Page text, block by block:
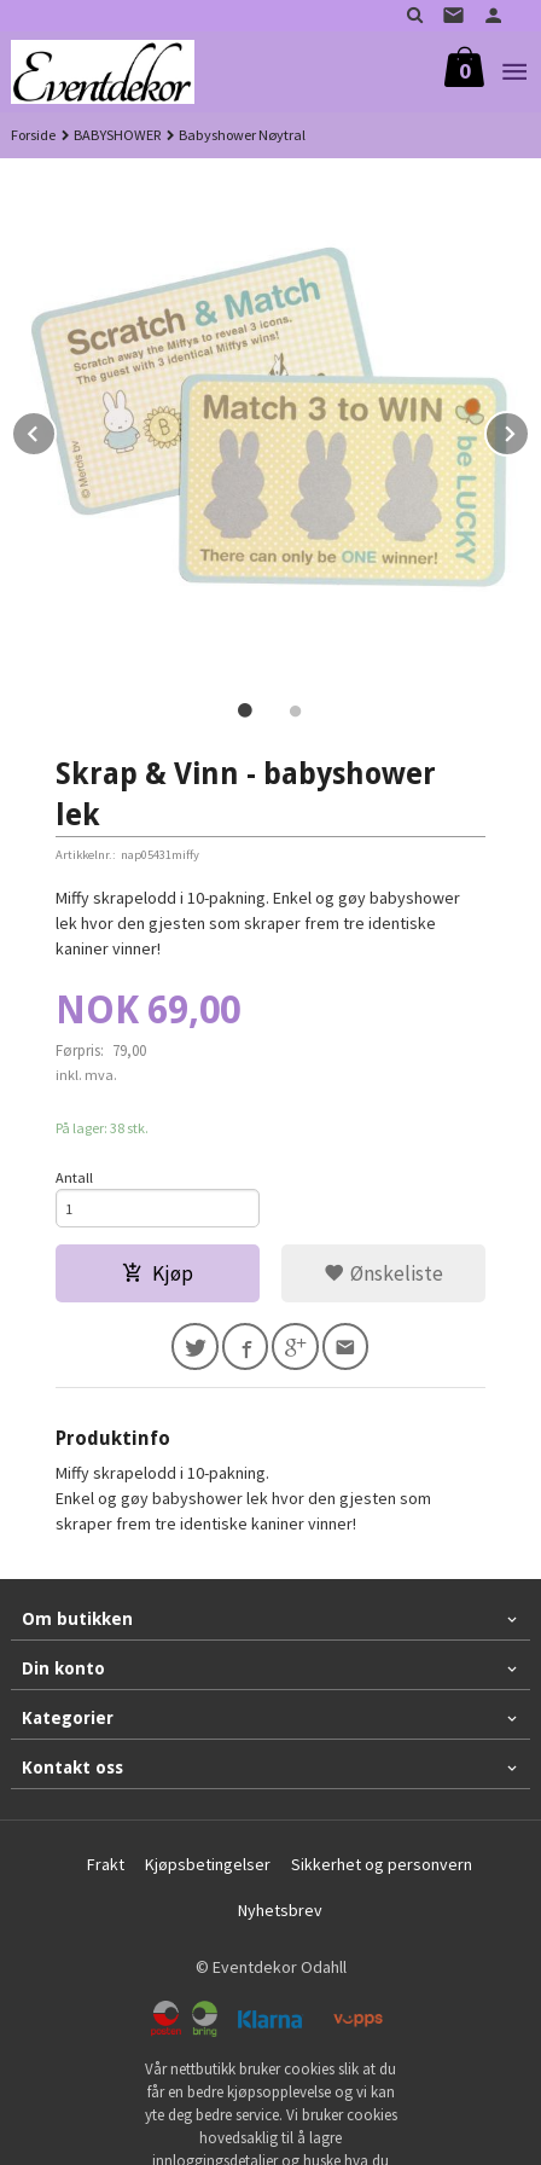
til
innholdet
0
Forside BABYSHOWER Babyshower Nøytral
Prev
Skrap & Vinn - babyshower
lek
Artikkelnr.: nap05431miffy
Miffy skrapelodd i 10-pakning. Enkel og gøy babyshower
lek hvor den gjesten som skraper frem tre identiske
kaniner vinner!
Tilbud
NOK 69,00
Førpris: 79,00
Rabatt
inkl. mva.
På lager: 38 stk.
Antall
Kjøp Ønskeliste
Produktinfo
Miffy skrapelodd i 10-pakning.
Enkel og gøy babyshower lek hvor den gjesten som
skraper frem tre identiske kaniner vinner!
Om butikken
Din konto
Kategorier
Kontakt oss
Frakt Kjøpsbetingelser Sikkerhet og personvern
Nyhetsbrev
© Eventdekor Odahll
Vår nettbutikk bruker cookies slik at du
får en bedre kjøpsopplevelse og vi kan
yte deg bedre service. Vi bruker cookies
hovedsaklig til å lagre